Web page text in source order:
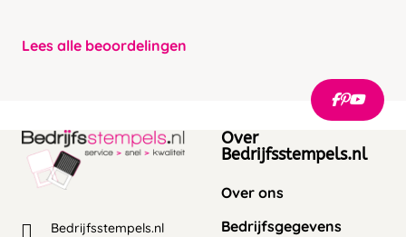
Lees alle beoordelingen
Bedrijfsstempels.nl
Over
Bedrijfsstempels.nl
Over ons
Bedrijfsgegevens